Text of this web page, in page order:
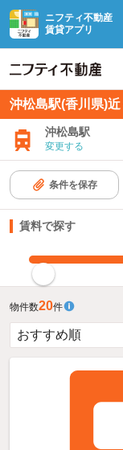
ニフティ不動産
賃貸アプリ
沖松島駅(香川県)
沖松島駅
変更する
条件を保存
賃料で探す
物件数20件